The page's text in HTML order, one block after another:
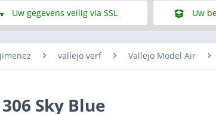
Uw gegevens veilig via SSL Uw
vallejo verf Vallejo Model Air
Sky Blue